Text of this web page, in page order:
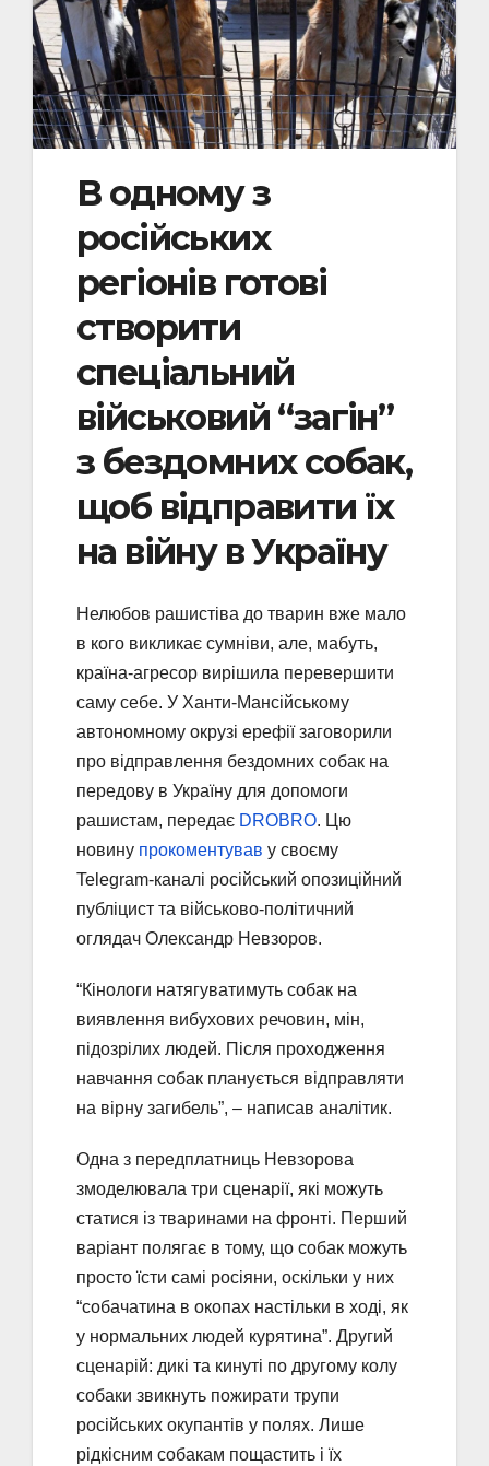
В одному з
російських
регіонів готові
створити
спеціальний
військовий “загін”
з бездомних собак,
щоб відправити їх
на війну в Україну
Нелюбов рашистіва до тварин вже мало
в кого викликає сумніви, але, мабуть,
країна-агресор вирішила перевершити
саму себе. У Ханти-Мансійському
автономному окрузі ерефії заговорили
про відправлення бездомних собак на
передову в Україну для допомоги
рашистам, передає DROBRO. Цю
новину прокоментував у своєму
Telegram-каналі російський опозиційний
публіцист та військово-політичний
оглядач Олександр Невзоров.
“Кінологи натягуватимуть собак на
виявлення вибухових речовин, мін,
підозрілих людей. Після проходження
навчання собак планується відправляти
на вірну загибель”, – написав аналітик.
Одна з передплатниць Невзорова
змоделювала три сценарії, які можуть
статися із тваринами на фронті. Перший
варіант полягає в тому, що собак можуть
просто їсти самі росіяни, оскільки у них
“собачатина в окопах настільки в ході, як
у нормальних людей курятина”. Другий
сценарій: дикі та кинуті по другому колу
собаки звикнуть пожирати трупи
російських окупантів у полях. Лише
рідкісним собакам пощастить і їх